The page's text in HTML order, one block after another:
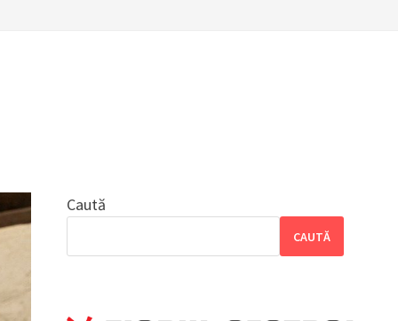
Caută
CAUTĂ